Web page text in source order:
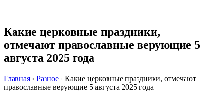
Какие церковные праздники,
отмечают православные верующие 5
августа 2025 года
Главная › Разное › Какие церковные праздники, отмечают
православные верующие 5 августа 2025 года